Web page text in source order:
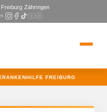
Zähringen
FREIBURG